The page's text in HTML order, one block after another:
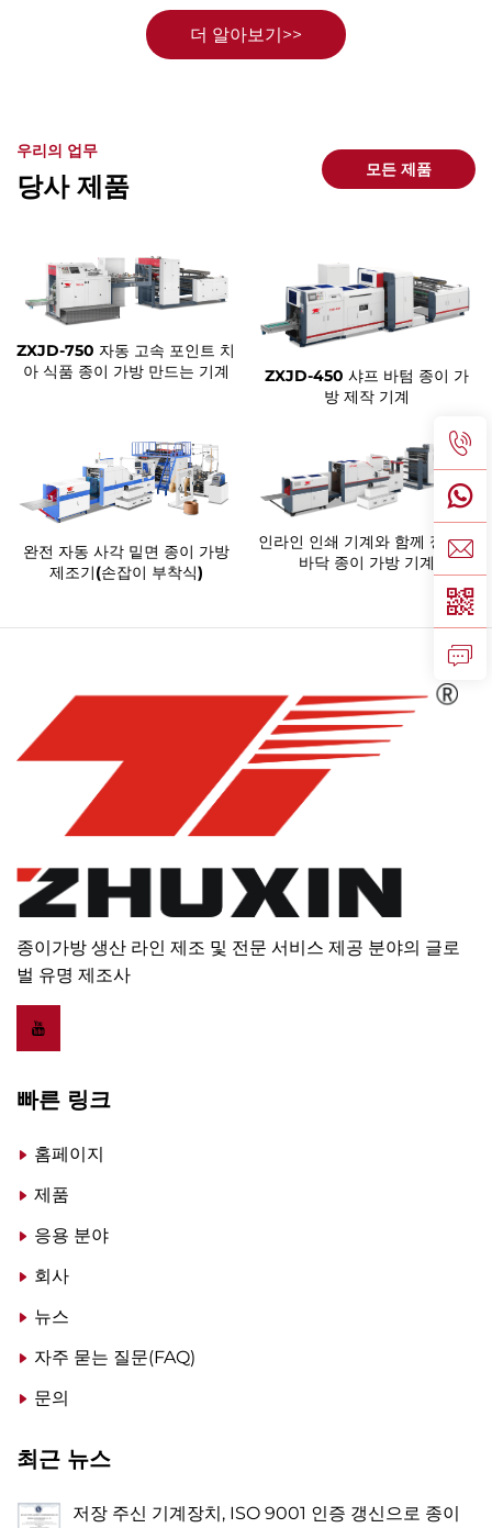
더 알아보기>>
우리의 업무
당사 제품
모든 제품
ZXJD-750 자동 고속 포인트 치
아 식품 종이 가방 만드는 기계
ZXJD-450 샤프 바텀 종이 가
방 제작 기계
완전 자동 사각 밑면 종이 가방
제조기(손잡이 부착식)
인라인 인쇄 기계와 함께 정사각
바닥 종이 가방 기계
종이가방 생산 라인 제조 및 전문 서비스 제공 분야의 글로
벌 유명 제조사
빠른 링크
홈페이지
제품
응용 분야
회사
뉴스
자주 묻는 질문(FAQ)
문의
최근 뉴스
저장 주신 기계장치, ISO 9001 인증 갱신으로 종이